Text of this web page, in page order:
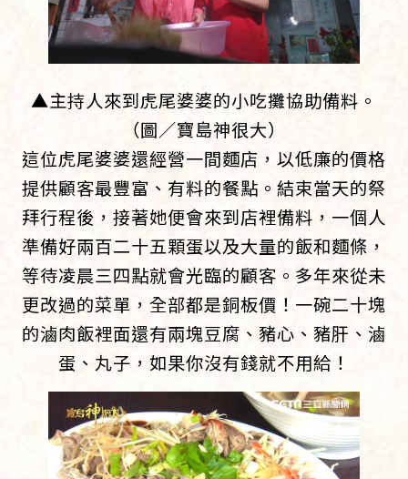
▲主持人來到虎尾婆婆的小吃攤協助備料。
（圖／寶島神很大）
這位虎尾婆婆還經營一間麵店，以低廉的價格
提供顧客最豐富、有料的餐點。結束當天的祭
拜行程後，接著她便會來到店裡備料，一個人
準備好兩百二十五顆蛋以及大量的飯和麵條，
等待凌晨三四點就會光臨的顧客。多年來從未
更改過的菜單，全部都是銅板價！一碗二十塊
的滷肉飯裡面還有兩塊豆腐、豬心、豬肝、滷
蛋、丸子，如果你沒有錢就不用給！